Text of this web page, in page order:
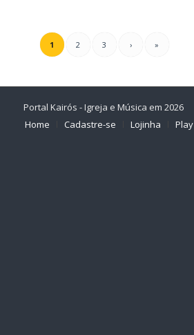
1 2 3 › »
Portal Kairós - Igreja e Música em 2026
Home
Cadastre-se Lojinha Play